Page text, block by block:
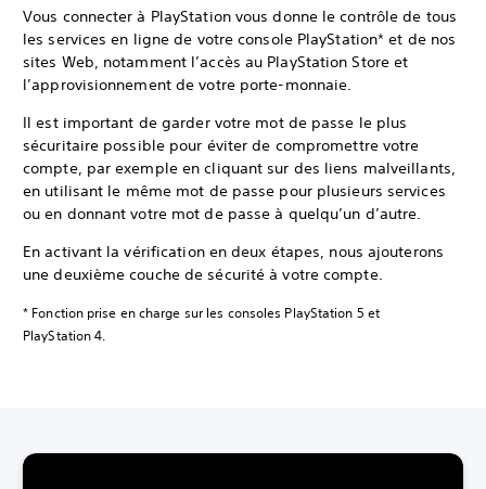
Vous connecter à PlayStation vous donne le contrôle de tous
les services en ligne de votre console PlayStation* et de nos
sites Web, notamment l’accès au PlayStation Store et
l’approvisionnement de votre porte-monnaie.
Il est important de garder votre mot de passe le plus
sécuritaire possible pour éviter de compromettre votre
compte, par exemple en cliquant sur des liens malveillants,
en utilisant le même mot de passe pour plusieurs services
ou en donnant votre mot de passe à quelqu’un d’autre.
En activant la vérification en deux étapes, nous ajouterons
une deuxième couche de sécurité à votre compte.
* Fonction prise en charge sur les consoles PlayStation 5 et
PlayStation 4.